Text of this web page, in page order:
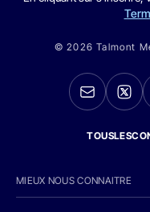
© 2026 Talmont
MIEUX NOUS CONNAITRE